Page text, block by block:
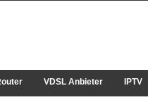
VDSL Anbieter IPTV